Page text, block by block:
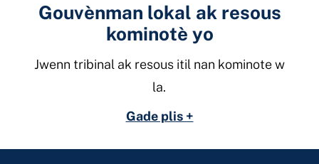
Gouvènman lokal ak resous
kominotè yo
Jwenn tribinal ak resous itil nan kominote w
la.
Gade plis +